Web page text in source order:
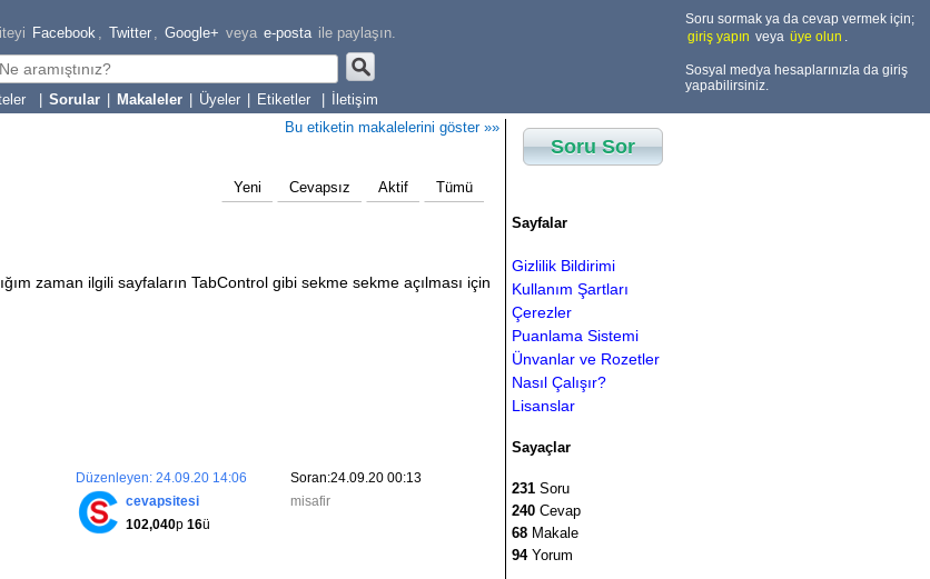
Facebook , Twitter , Google+ veya e-posta ile paylaşın.
Sorular Makaleler Üyeler Etiketler İletişim
Soru sormak ya da cevap vermek için;
giriş yapın veya üye olun .
Sosyal medya hesaplarınızla da giriş
yapabilirsiniz.
Bu etiketin makalelerini göster »»
Yeni Cevapsız Aktif Tümü
zaman ilgili sayfaların TabControl gibi sekme sekme açılması için
Soran:24.09.20 00:13
misafir
Düzenleyen: 24.09.20 14:06
cevapsitesi
102,040p 16ü
Soru Sor
Sayfalar
Gizlilik Bildirimi
Kullanım Şartları
Çerezler
Puanlama Sistemi
Ünvanlar ve Rozetler
Nasıl Çalışır?
Lisanslar
Sayaçlar
231 Soru
240 Cevap
68 Makale
94Yorum